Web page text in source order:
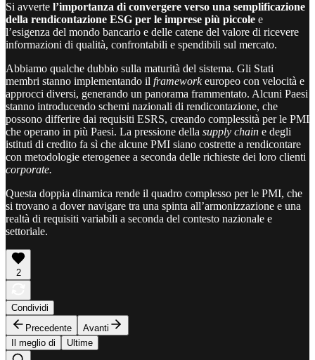
Si avverte l’importanza di convergere verso una semplificazione
della rendicontazione ESG per le imprese più piccole e
l’esigenza del mondo bancario e delle catene del valore di ricevere
informazioni di qualità, confrontabili e spendibili sul mercato.
Abbiamo qualche dubbio sulla maturità del sistema. Gli Stati
membri stanno implementando il frameworkeuropeo con velocità e
approcci diversi, generando un panorama frammentato. Alcuni Paesi
stanno introducendo schemi nazionali di rendicontazione, che
possono differire dai requisiti ESRS, creando complessità per le PMI
che operano in più Paesi. La pressione della supply chain e degli
istituti di credito fa sì che alcune PMI siano costrette a rendicontare
con metodologie eterogenee a seconda delle richieste dei loro clienti
corporate.
Questa doppia dinamica rende il quadro complesso per le PMI, che
si trovano a dover navigare tra una spinta all’armonizzazione e una
realtà di requisiti variabili a seconda del contesto nazionale e
settoriale.
2
Condividi
Precedente
Avanti
Il meglio di
Ultime